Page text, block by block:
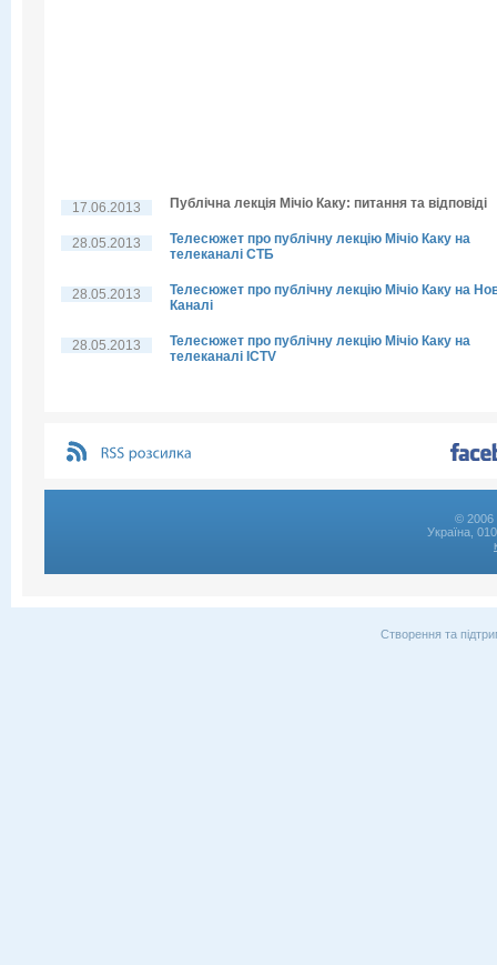
17.06.2013 Публічна лекція Мічіо Каку: питання та відповіді
28.05.2013
Телесюжет про публічну лекцію Мічіо Каку на
телеканалі СТБ
28.05.2013
Телесюжет про публічну лекцію Мічіо Каку на
Каналі
28.05.2013
Телесюжет про публічну лекцію Мічіо Каку на
телеканалі ICTV
© 2006
Україна,
Створення та